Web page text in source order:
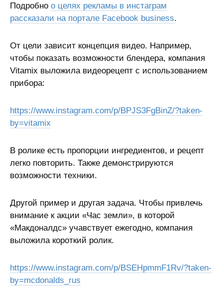
Подробно о целях рекламы в инстаграм
рассказали на портале Facebook business.
От цели зависит концепция видео. Например,
чтобы показать возможности блендера, компания
Vitamix выложила видеорецепт с использованием
прибора:
https://www.instagram.com/p/BPJS3FgBinZ/?taken-
by=vitamix
В ролике есть пропорции ингредиентов, и рецепт
легко повторить. Также демонстрируются
возможности техники.
Другой пример и другая задача. Чтобы привлечь
внимание к акции «Час земли», в которой
«Макдоналдс» учавствует ежегодно, компания
выложила короткий ролик.
https://www.instagram.com/p/BSEHpmmF1Rv/?taken-
by=mcdonalds_rus